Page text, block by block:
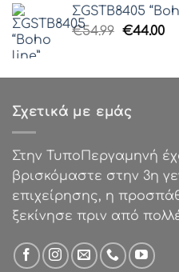
€85.00.
ΣGSTB8405
€54.99 Original
€54.99.
€44.00Η
Σχετικά με εμάς
Στην ΤυποΠεργαμηνή
βρισκόμαστε στην 3η
επιχείρησης, η
ξεκίνησε πριν από